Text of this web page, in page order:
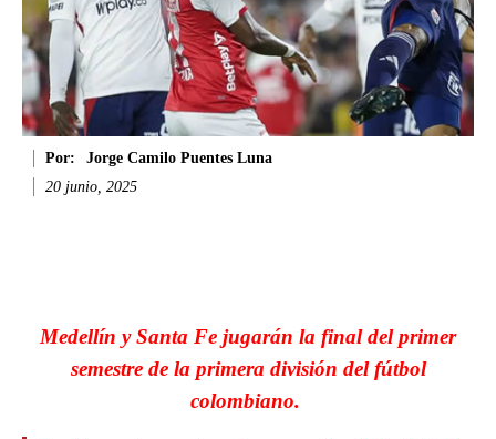
Por:
Jorge Camilo Puentes Luna
20 junio, 2025
Medellín y Santa Fe jugarán la final del primer
semestre de la primera división del fútbol
colombiano.